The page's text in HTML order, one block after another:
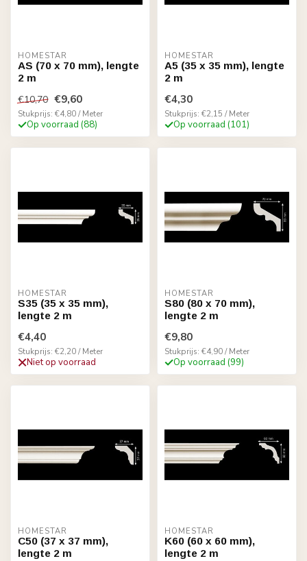
HOMESTAR
AS (70 x 70 mm), lengte
2 m
€10,70 €9,60
Stukprijs: €4,80 / Meter
Op voorraad (88)
HOMESTAR
A5 (35 x 35 mm), lengte
2 m
€4,30
Stukprijs: €2,15 / Meter
Op voorraad (101)
HOMESTAR
S35 (35 x 35 mm),
lengte 2 m
€4,40
Stukprijs: €2,20 / Meter
Niet op voorraad
HOMESTAR
S80 (80 x 70 mm),
lengte 2 m
€9,80
Stukprijs: €4,90 / Meter
Op voorraad (99)
HOMESTAR
C50 (37 x 37 mm),
lengte 2 m
HOMESTAR
K60 (60 x 60 mm),
lengte 2 m